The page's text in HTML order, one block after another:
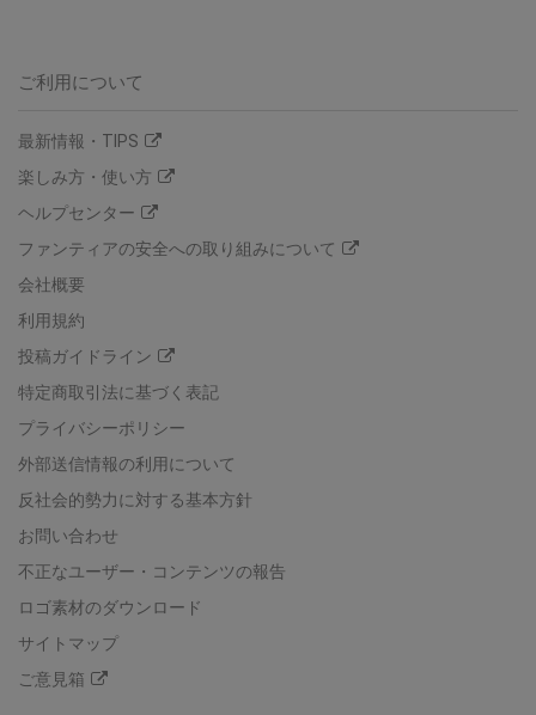
ご利用について
最新情報・TIPS
楽しみ方・使い方
ヘルプセンター
ファンティアの安全への取り組みについて
会社概要
利用規約
投稿ガイドライン
特定商取引法に基づく表記
プライバシーポリシー
外部送信情報の利用について
反社会的勢力に対する基本方針
お問い合わせ
不正なユーザー・コンテンツの報告
ロゴ素材のダウンロード
サイトマップ
ご意見箱